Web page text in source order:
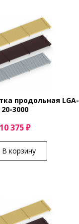
продольная LGA-
20-3000
10 375 ₽
В корзину